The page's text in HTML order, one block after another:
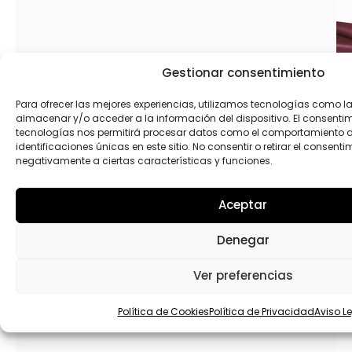
Gestionar consentimiento
Para ofrecer las mejores experiencias, utilizamos tecnologías como
almacenar y/o acceder a la información del dispositivo. El
tecnologías nos permitirá procesar datos como el comportamiento
identificaciones únicas en este sitio. No consentir o retirar el
negativamente a ciertas características y funciones.
Aceptar
Denegar
Ver preferencias
Política de CookiesPolítica de PrivacidadAviso